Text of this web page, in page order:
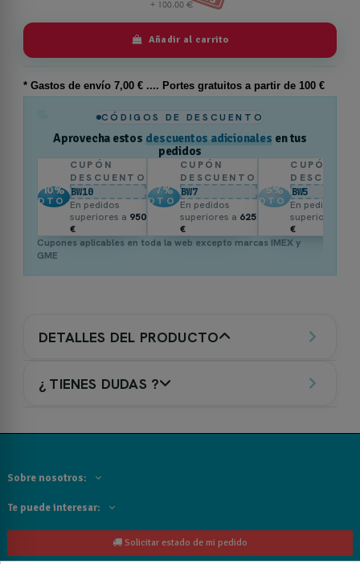
Añadir al carrito
* Gastos de envío 7,00 € .... Portes gratuitos a partir de 100 €
CÓDIGOS DE DESCUENTO
Aprovecha estos descuentos adicionales en tus
pedidos
10%
DTO.
CUPÓN
DESCUENTO
BW10
En pedidos
superiores a 950
€
7%
DTO.
CUPÓN
DESCUENTO
BW7
En pedidos
superiores a 625
€
5%
DTO.
CUPÓN
BW5
En pedidos
superiores a
€
Cupones aplicables en toda la web excepto marcas IMEX y
GME
DETALLES DEL PRODUCTO
¿ TIENES DUDAS ?
Sobre nosotros:
Te puede interesar:
Solicitar estado de mi pedido